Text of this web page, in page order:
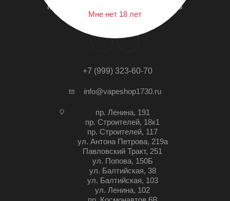
КТО МЫ? СПИСОК МАГАЗИНОВ
+7 (999) 323-60-70
info@vapeshop1730.ru
пр. Ленина, 191
пр. Строителей, 18к1
пр. Строителей, 117
ул. Антона Петрова, 219а
Павловский Тракт, 251
ул. Попова, 150Б
ул. Балтийская, 38
ул. Балтийская, 103
ул. Ленина, 102
Мне нет 18 лет